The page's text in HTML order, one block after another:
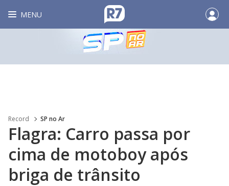
MENU
Record SP no Ar
Flagra: Carro passa por
cima de motoboy após
briga de trânsito